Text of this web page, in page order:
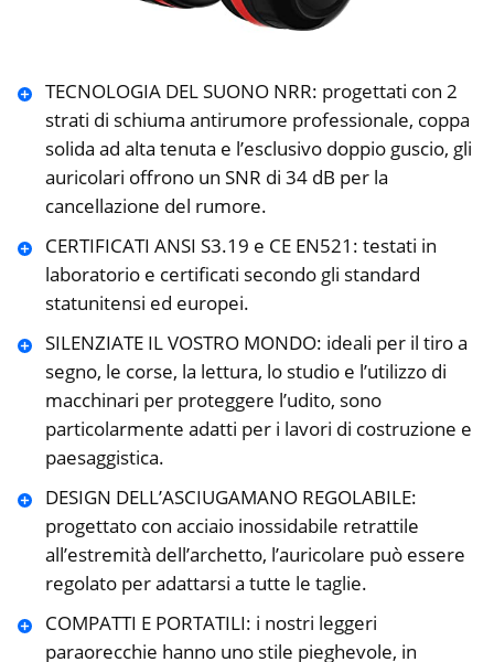
TECNOLOGIA DEL SUONO NRR: progettati con 2
strati di schiuma antirumore professionale, coppa
solida ad alta tenuta e l’esclusivo doppio guscio, gli
auricolari offrono un SNR di 34 dB per la
cancellazione del rumore.
CERTIFICATI ANSI S3.19 e CE EN521: testati in
laboratorio e certificati secondo gli standard
statunitensi ed europei.
SILENZIATE IL VOSTRO MONDO: ideali per il tiro a
segno, le corse, la lettura, lo studio e l’utilizzo di
macchinari per proteggere l’udito, sono
particolarmente adatti per i lavori di costruzione e
paesaggistica.
DESIGN DELL’ASCIUGAMANO REGOLABILE:
progettato con acciaio inossidabile retrattile
all’estremità dell’archetto, l’auricolare può essere
regolato per adattarsi a tutte le taglie.
COMPATTI E PORTATILI: i nostri leggeri
paraorecchie hanno uno stile pieghevole, in